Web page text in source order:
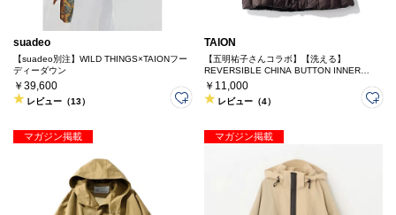
suadeo
【suadeo別注】WILD THINGS×TAIONフー
ディーダウン
￥39,600
レビュー（13）
TAION
【五明祐子さんコラボ】【洗える】
REVERSIBLE CHINA BUTTON INNER
DOWN VEST
￥11,000
レビュー（4）
マガジン掲載 マガジン掲載